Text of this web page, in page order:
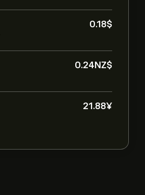
0.18‎$‎
0.24‎NZ$‎
21.88‎¥‎